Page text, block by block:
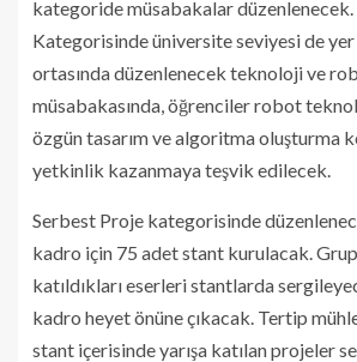
kategoride müsabakalar
Kategorisinde üniversite seviyesi de
ortasında düzenlenecek teknoloji ve
müsabakasında, öğrenciler robot
özgün tasarım ve algoritma oluşturma
yetkinlik kazanmaya teşvik edilecek.
Serbest Proje kategorisinde
kadro için 75 adet stant kurulacak.
katıldıkları eserleri stantlarda
kadro heyet önüne çıkacak. Tertip
stant içerisinde yarışa katılan projeler